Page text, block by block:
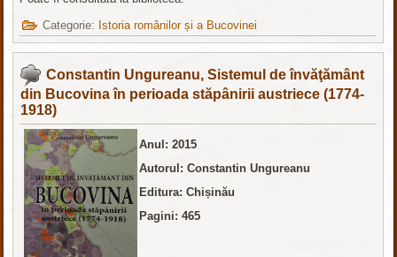
Categorie: Istoria românilor și a Bucovinei
Constantin Ungureanu, Sistemul de învăţământ
din Bucovina în perioada stăpânirii austriece (1774-
1918)
Anul: 2015
Autorul: Constantin Ungureanu
Editura: Chișinău
Pagini: 465